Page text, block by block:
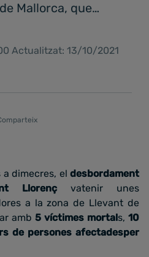
Mallorca, que…
Actualitzat: 13/10/2021
dimecres, el desbordament
Llorençvatenir unes
a la zona de Llevant de
amb 5 víctimes mortals, 10
de persones afectadesper